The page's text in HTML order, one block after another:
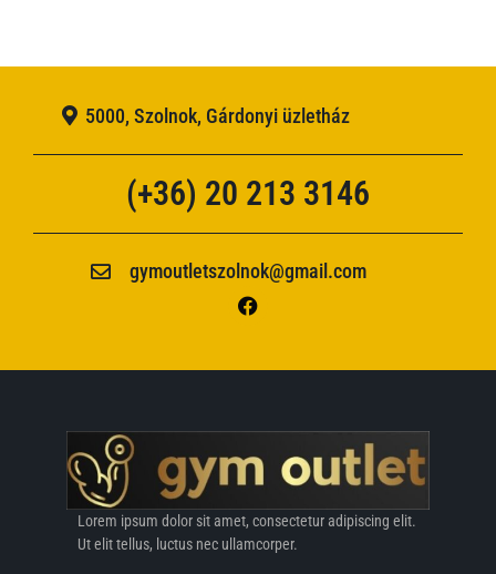
5000, Szolnok, Gárdonyi üzletház
(+36) 20 213 3146
gymoutletszolnok@gmail.com
Lorem ipsum dolor sit amet, consectetur adipiscing elit.
Ut elit tellus, luctus nec ullamcorper.